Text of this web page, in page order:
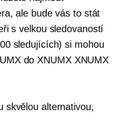
ale bude vás to stát
s velkou sledovaností
sledujících) si mohou
do XNUMX XNUMX
skvělou alternativou,